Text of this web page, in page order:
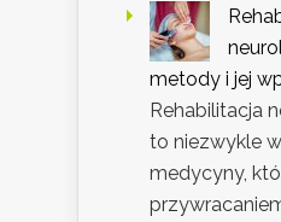
metody i jej
Rehabilitacja
to niezwykle
medycyny,